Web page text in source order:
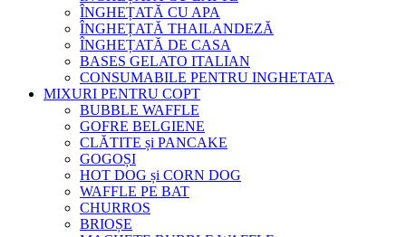
ÎNGHEȚATĂ CU APA
ÎNGHEȚATĂ THAILANDEZĂ
ÎNGHEȚATĂ DE CASA
BASES GELATO ITALIAN
CONSUMABILE PENTRU INGHETATA
MIXURI PENTRU COPT
BUBBLE WAFFLE
GOFRE BELGIENE
CLĂTITE și PANCAKE
GOGOȘI
HOT DOG și CORN DOG
WAFFLE PE BAT
CHURROS
BRIOȘE